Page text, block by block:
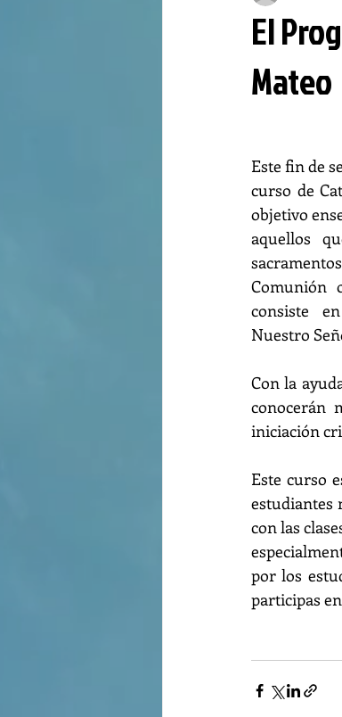
El
Mateo
Este fin de
curso de
objetivo
aquellos
Comunión
consiste
Nuestro
Con la
conocerán
iniciación
Este curso
estudiantes
con las
por los
participas